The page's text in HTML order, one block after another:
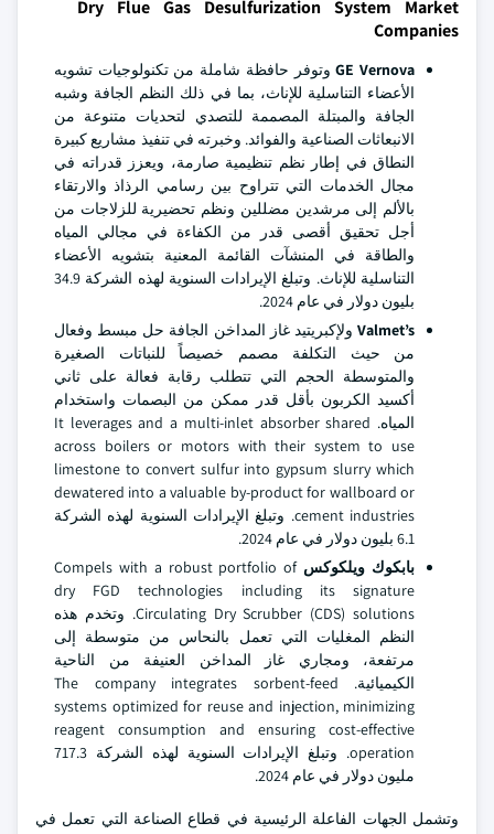
Dry Flue Gas Desulfurization System Market
Companies
GE Vernovaوتوفر حافظة شاملة من تكنولوجيات تشويه
الأعضاء التناسلية للإناث، بما في ذلك النظم الجافة وشبه
الجافة والمبتلة المصممة للتصدي لتحديات متنوعة من
الانبعاثات الصناعية والفوائد. وخبرته في تنفيذ مشاريع كبيرة
النطاق في إطار نظم تنظيمية صارمة، ويعزز قدراته في
مجال الخدمات التي تتراوح بين رسامي الرذاذ والارتقاء
بالألم إلى مرشدين مضللين ونظم تحضيرية للزلاجات من
أجل تحقيق أقصى قدر من الكفاءة في مجالي المياه
والطاقة في المنشآت القائمة المعنية بتشويه الأعضاء
التناسلية للإناث. وتبلغ الإيرادات السنوية لهذه الشركة 34.9
بليون دولار في عام 2024.
Valmet’s ولإكبريتيد غاز المداخن الجافة حل مبسط وفعال
من حيث التكلفة مصمم خصيصاً للنباتات الصغيرة
والمتوسطة الحجم التي تتطلب رقابة فعالة على ثاني
أكسيد الكربون بأقل قدر ممكن من البصمات واستخدام
المياه. It leverages and a multi-inlet absorber shared
across boilers or motors with their system to use
limestone to convert sulfur into gypsum slurry which
dewatered into a valuable by-product for wallboard or
cement industries. وتبلغ الإيرادات السنوية لهذه الشركة
6.1 بليون دولار في عام 2024.
بابكوك ويلكوكسCompels with a robust portfolio of
dry FGD technologies including its signature
Circulating Dry Scrubber (CDS) solutions. وتخدم هذه
النظم المغليات التي تعمل بالنحاس من متوسطة إلى
مرتفعة، ومجاري غاز المداخن العنيفة من الناحية
الكيميائية. The company integrates sorbent-feed
systems optimized for reuse and injection, minimizing
reagent consumption and ensuring cost-effective
operation. وتبلغ الإيرادات السنوية لهذه الشركة 717.3
مليون دولار في عام 2024.
وتشمل الجهات الفاعلة الرئيسية في قطاع الصناعة التي تعمل في